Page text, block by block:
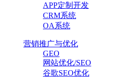
APP定制开发
CRM系统
OA系统
营销推广与优化
GEO
网站优化/SEO
谷歌SEO优化